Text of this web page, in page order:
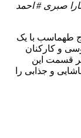
صبری # احمد
طهماسب با یک
و کارکنان
قسمت این
و جذابی را